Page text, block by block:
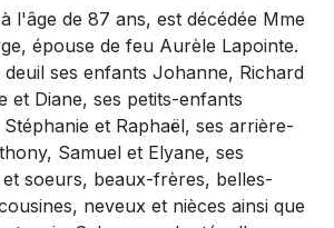
l'âge de 87 ans, est décédée Mme
épouse de feu Aurèle Lapointe.
deuil ses enfants Johanne, Richard
et Diane, ses petits-enfants
et Raphaël, ses arrière-
Samuel et Elyane, ses
soeurs, beaux-frères, belles-
neveux et nièces ainsi que